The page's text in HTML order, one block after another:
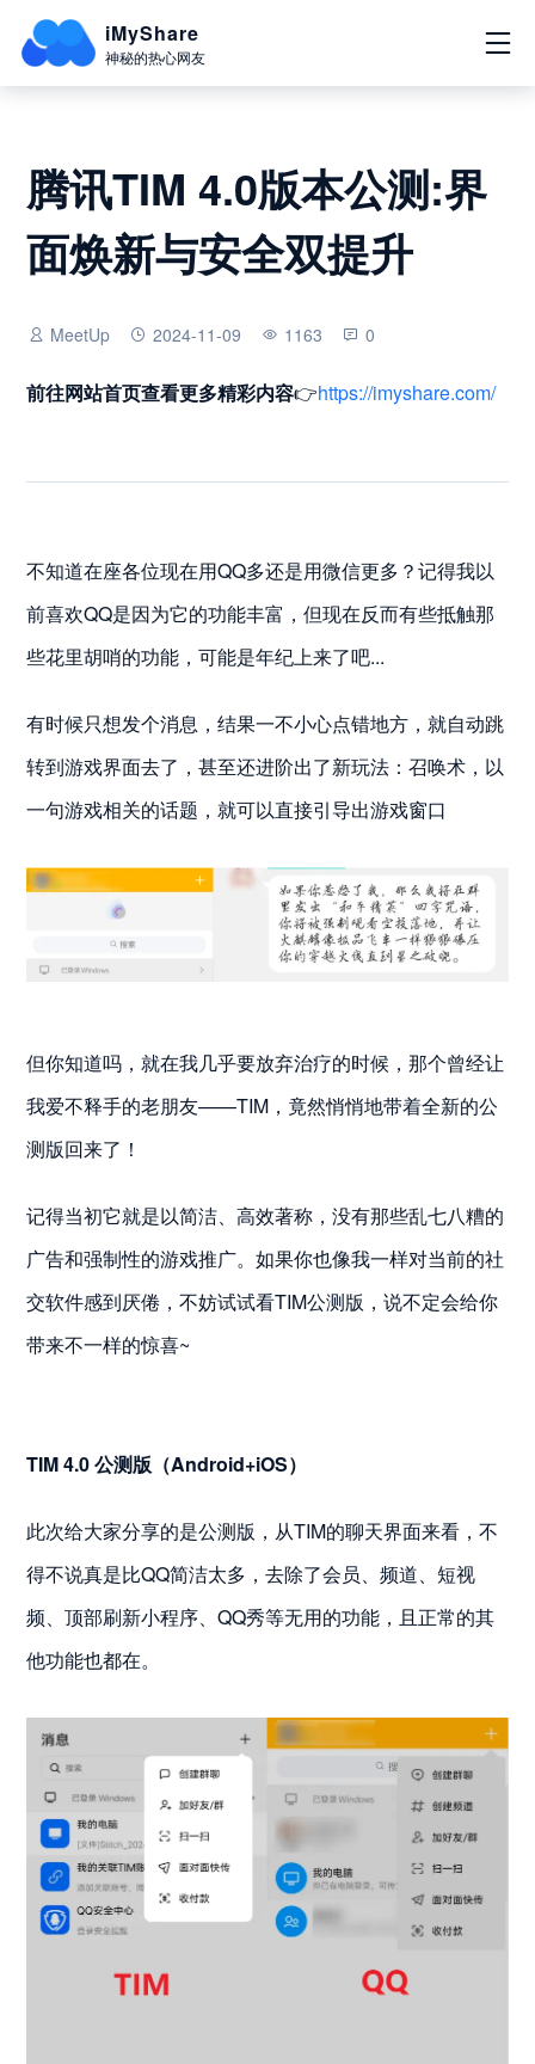
iMyShare
神秘的热心网友
腾讯TIM 4.0版本公测:界
面焕新与安全双提升
MeetUp 2024-11-09 1163 0
前往网站首页查看更多精彩内容👉https://imyshare.com/
不知道在座各位现在用QQ多还是用微信更多？记得我以
前喜欢QQ是因为它的功能丰富，但现在反而有些抵触那
些花里胡哨的功能，可能是年纪上来了吧...
有时候只想发个消息，结果一不小心点错地方，就自动跳
转到游戏界面去了，甚至还进阶出了新玩法：召唤术，以
一句游戏相关的话题，就可以直接引导出游戏窗口
但你知道吗，就在我几乎要放弃治疗的时候，那个曾经让
我爱不释手的老朋友——TIM，竟然悄悄地带着全新的公
测版回来了！
记得当初它就是以简洁、高效著称，没有那些乱七八糟的
广告和强制性的游戏推广。如果你也像我一样对当前的社
交软件感到厌倦，不妨试试看TIM公测版，说不定会给你
带来不一样的惊喜~
TIM 4.0 公测版（Android+iOS）
此次给大家分享的是公测版，从TIM的聊天界面来看，不
得不说真是比QQ简洁太多，去除了会员、频道、短视
频、顶部刷新小程序、QQ秀等无用的功能，且正常的其
他功能也都在。